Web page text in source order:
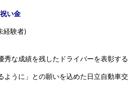
い金
経験者)
秀な成績を残したドライバーを表彰する
ように」との願いを込めた日立自動車交